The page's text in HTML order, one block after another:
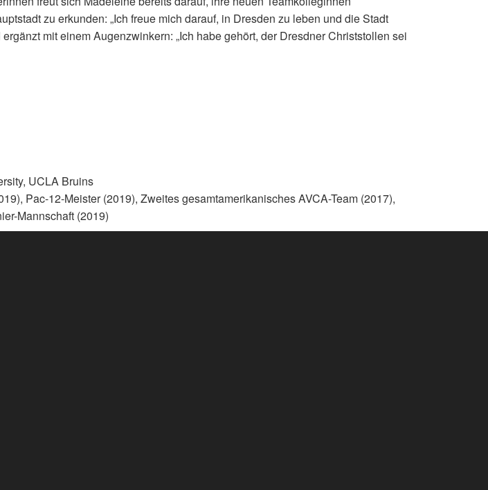
zu erkunden: „Ich freue mich darauf, in Dresden zu leben und die Stadt
mit einem Augenzwinkern: „Ich habe gehört, der Dresdner Christstollen sei
UCLA Bruins
Pac-12-Meister (2019), Zweites gesamtamerikanisches AVCA-Team (2017),
Mannschaft (2019)